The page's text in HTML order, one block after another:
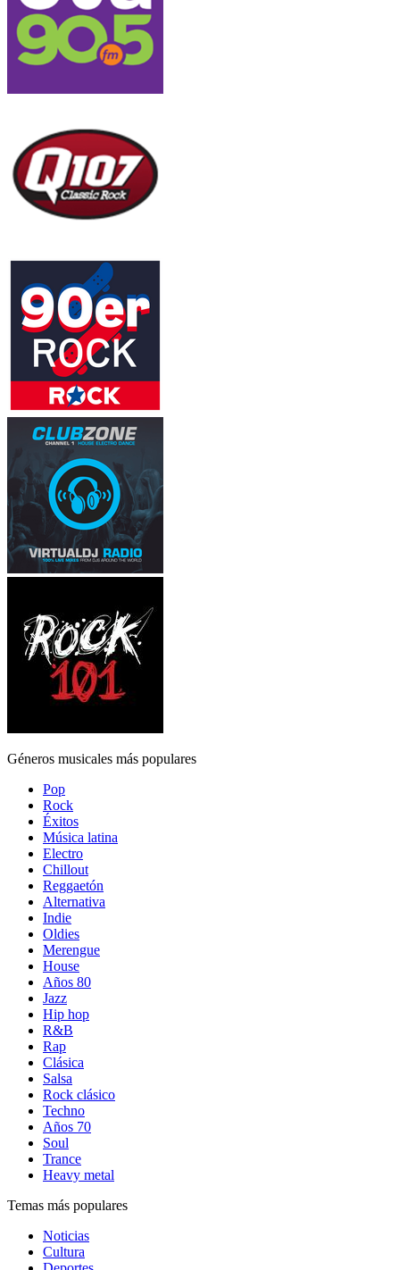
Géneros musicales más populares
Pop
Rock
Éxitos
Música latina
Electro
Chillout
Reggaetón
Alternativa
Indie
Oldies
Merengue
House
Años 80
Jazz
Hip hop
R&B
Rap
Clásica
Salsa
Rock clásico
Techno
Años 70
Soul
Trance
Heavy metal
Temas más populares
Noticias
Cultura